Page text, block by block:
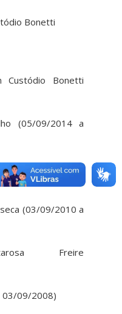
Bonetti
Custódio Bonetti
(05/09/2014 a
(03/09/2012 a
(03/09/2010 a
Freire
03/09/2008)